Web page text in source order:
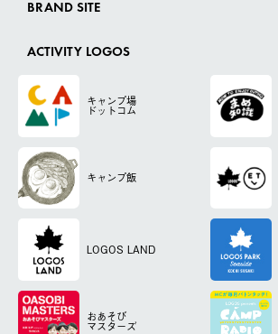
BRAND SITE
ACTIVITY LOGOS
キャンプ場
ドットコム
キャンプ飯
LOGOS LAND
おあそび
マスターズ